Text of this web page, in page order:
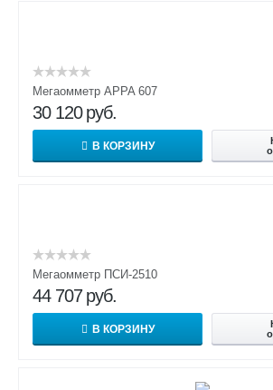
Мегаомметр APPA 607
30 120 руб.
В КОРЗИНУ
Мегаомметр ПСИ-2510
44 707 руб.
В КОРЗИНУ